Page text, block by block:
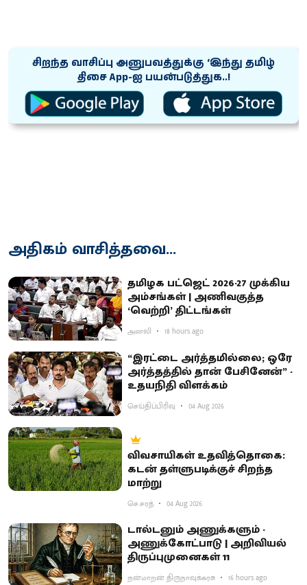
சிறந்த வாசிப்பு அனுபவத்துக்கு ‘இந்து தமிழ்
திசை App-ஐ பயன்படுத்துக..!
அதிகம் வாசித்தவை...
தமிழக பட்ஜெட் 2026-27 முக்கிய
அம்சங்கள் | அணிவகுத்த
‘வெற்றி’ திட்டங்கள்
அனலி 18 hours ago
“இரட்டை அர்த்தமில்லை; ஒரே
அர்த்தத்தில் தான் பேசினேன்” -
உதயநிதி விளக்கம்
செய்திப்பிரிவு 04 Aug 2026
விவசாயிகள் உதவித்தொகை:
கடன் தள்ளுபடிக்குச் சிறந்த
மாற்று
செ.சரத் 04 Aug 2026
டால்டனும் அணுக்களும் -
அணுக்கோட்பாடு | அறிவியல்
திருப்புமுனைகள் 11
நன்மாறன் திருநாவுக்கரசு 16 hours ago